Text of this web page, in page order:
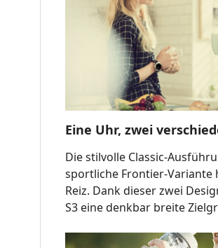
Eine Uhr, zwei
Die stilvolle Classic-
sportliche Frontier-Variante
Reiz. Dank dieser zwei
S3 eine denkbar breite